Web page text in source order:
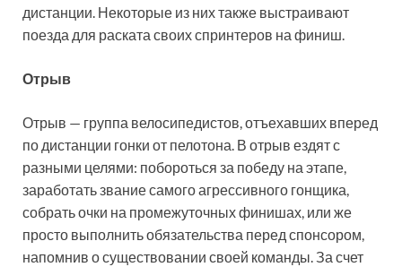
дистанции. Некоторые из них также выстраивают
поезда для раската своих спринтеров на финиш.
Отрыв
Отрыв — группа велосипедистов, отъехавших вперед
по дистанции гонки от пелотона. В отрыв ездят с
разными целями: побороться за победу на этапе,
заработать звание самого агрессивного гонщика,
собрать очки на промежуточных финишах, или же
просто выполнить обязательства перед спонсором,
напомнив о существовании своей команды. За счет